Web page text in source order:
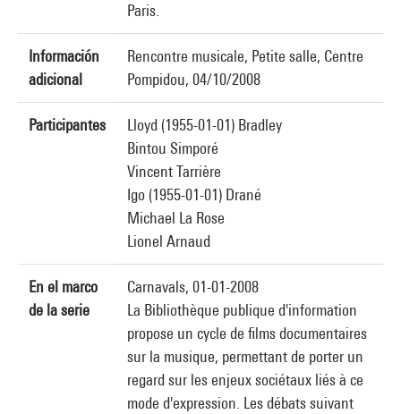
Paris.
Información
adicional
Rencontre musicale, Petite salle, Centre
Pompidou, 04/10/2008
Participantes
Lloyd (1955-01-01) Bradley
Bintou Simporé
Vincent Tarrière
Igo (1955-01-01) Drané
Michael La Rose
Lionel Arnaud
En el marco
de la serie
Carnavals, 01-01-2008
La Bibliothèque publique d'information
propose un cycle de films documentaires
sur la musique, permettant de porter un
regard sur les enjeux sociétaux liés à ce
mode d'expression. Les débats suivant